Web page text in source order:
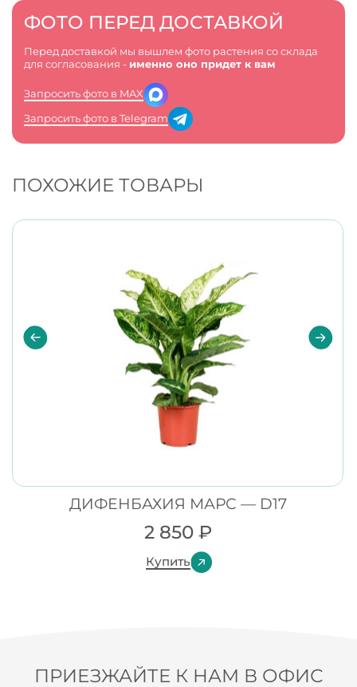
ФОТО ПЕРЕД ДОСТАВКОЙ
Перед доставкой мы вышлем фото растения со склада
для согласования - именно оно придет к вам
Запросить фото в MAX
Запросить фото в Telegram
ПОХОЖИЕ ТОВАРЫ
ДИФЕНБАХИЯ МАРС — D17
2 850 ₽
Купить
ПРИЕЗЖАЙТЕ К НАМ В ОФИС